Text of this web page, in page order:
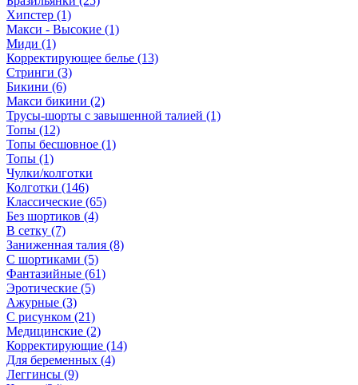
Хипстер (1)
Макси - Высокие (1)
Миди (1)
Корректирующее белье (13)
Стринги (3)
Бикини (6)
Макси бикини (2)
Трусы-шорты с завышенной талией (1)
Топы (12)
Топы бесшовное (1)
Топы (1)
Чулки/колготки
Колготки (146)
Классические (65)
Без шортиков (4)
В сетку (7)
Заниженная талия (8)
C шортиками (5)
Фантазийные (61)
Эротические (5)
Ажурные (3)
С рисунком (21)
Медицинские (2)
Корректирующие (14)
Для беременных (4)
Леггинсы (9)